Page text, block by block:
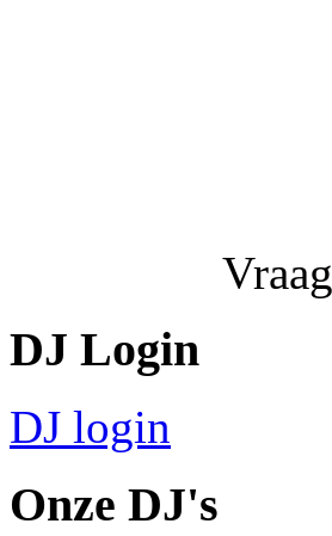
Vraag
DJ Login
DJ login
Onze DJ's